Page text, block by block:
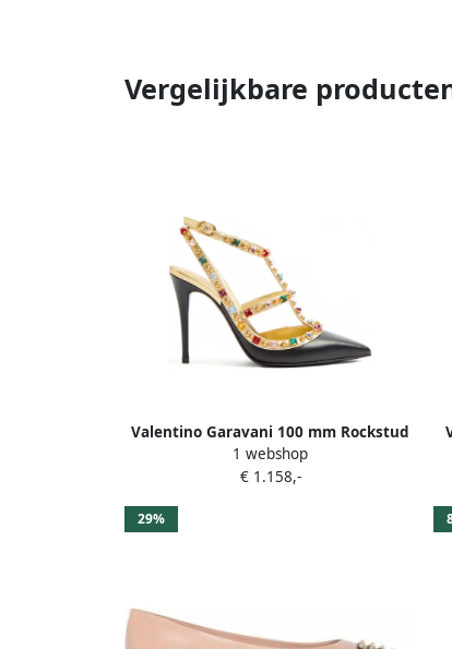
Vergelijkbare
Valentino Garavani 100 mm Rockstud
verfraaide pumps Zwart
1 webshop
€ 1.158,-
29%